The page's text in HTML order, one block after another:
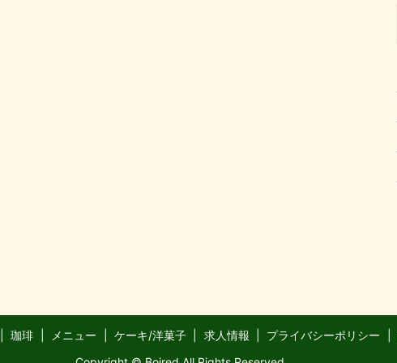
珈琲 メニュー ケーキ/洋菓子 求人情報 プライバシーポリシー